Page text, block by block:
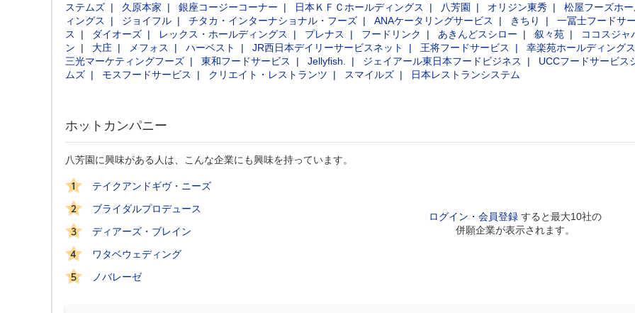
ステムズ
久原本家 銀座コージーコーナー 日本ＫＦＣホールディングス 八芳園 オリジン東秀
松屋フーズホ
ィングス
ジョイフル チタカ・インターナショナル・フーズ ANAケータリングサービス きちり
一冨士フードサ
ス
ダイオーズ レックス・ホールディングス プレナス フードリンク あきんどスシロー 叙々苑
ココスジャ
ン
大庄 メフォス ハーベスト JR西日本デイリーサービスネット 王将フードサービス
幸楽苑ホールディングス
三光マーケティングフーズ
東和フードサービス Jellyfish. ジェイアール東日本フードビジネス
UCCフードサービス
ムズ
モスフードサービス クリエイト・レストランツ スマイルズ 日本レストランシステム
ホットカンパニー
八芳園に興味がある人は、こんな企業にも興味を持っています。
テイクアンドギヴ・ニーズ
ブライダルプロデュース
ディアーズ・ブレイン
ワタベウェディング
ノバレーゼ
ログイン・会員登録 すると最大10社の
併願企業が表示されます。